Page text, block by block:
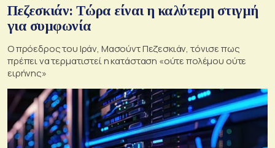
Πεζεσκιάν: Τώρα είναι η καλύτερη στιγμή
για συμφωνία
Ο πρόεδρος του Ιράν, Μασούντ Πεζεσκιάν, τόνισε πως
πρέπει να τερματιστεί η κατάσταση «ούτε πολέμου ούτε
ειρήνης»